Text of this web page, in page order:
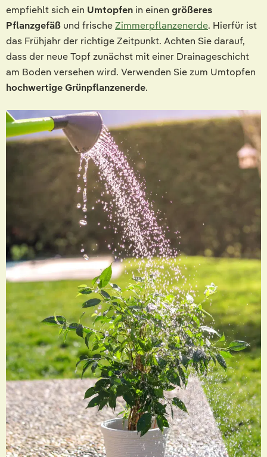
empfiehlt sich ein Umtopfen in einen größeres
Pflanzgefäß und frischeZimmerpflanzenerde. Hierfür ist
das Frühjahr der richtige Zeitpunkt. Achten Sie darauf,
dass der neue Topf zunächst mit einer Drainageschicht
am Boden versehen wird. Verwenden Sie zum Umtopfen
hochwertige Grünpflanzenerde.